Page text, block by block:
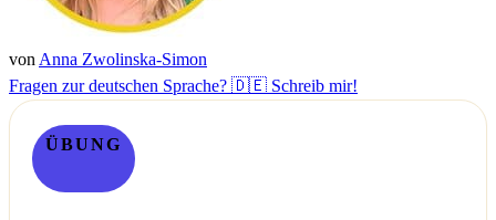
von Anna Zwolinska-Simon
Fragen zur deutschen Sprache? 🇩🇪 Schreib mir!
ÜBUNG